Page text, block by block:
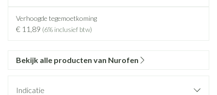
Verhoogde tegemoetkoming
€ 11,89 (6% inclusief btw)
Bekijk alle producten van Nurofen
Indicatie